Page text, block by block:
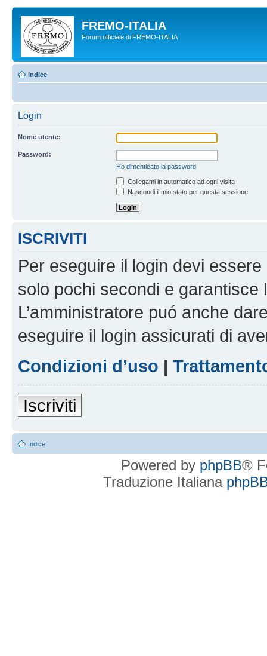
FREMO-ITALIA
Forum ufficiale di FREMO-ITALIA
Indice
Login
Nome utente:
Password:
Ho dimenticato la password
Collegami in automatico ad ogni visita
Nascondi il mio stato per questa sessione
ISCRIVITI
Per eseguire il login devi
solo pochi secondi e garantisce
L’amministratore puó anche
eseguire il login assicurati di
Condizioni d’uso |
Iscriviti
Indice
Powered by phpBB®
Traduzione Italiana